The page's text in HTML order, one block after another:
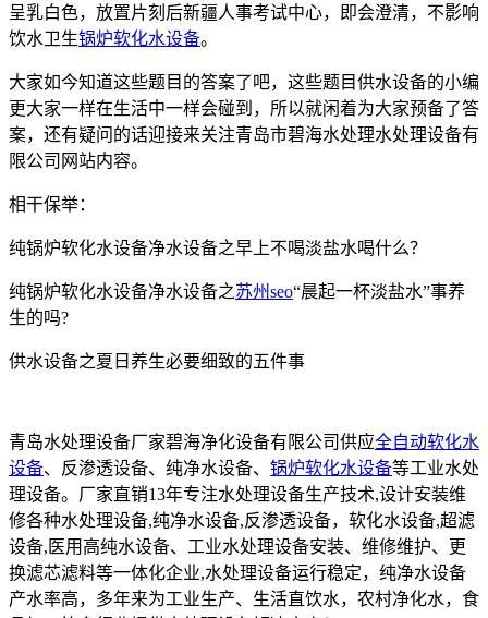
呈乳白色，放置片刻后新疆人事考试中心，即会澄清，不影响
饮水卫生锅炉软化水设备。
大家如今知道这些题目的答案了吧，这些题目供水设备的小编
更大家一样在生活中一样会碰到，所以就闲着为大家预备了答
案，还有疑问的话迎接来关注青岛市碧海水处理水处理设备有
限公司网站内容。
相干保举：
纯锅炉软化水设备净水设备之早上不喝淡盐水喝什么？
纯锅炉软化水设备净水设备之苏州seo“晨起一杯淡盐水”事养
生的吗?
供水设备之夏日养生必要细致的五件事
青岛水处理设备厂家碧海净化设备有限公司供应全自动软化水
设备、反渗透设备、纯净水设备、 锅炉软化水设备等工业水处
理设备。厂家直销13年专注水处理设备生产技术,设计安装维
修各种水处理设备,纯净水设备,反渗透设备，软化水设备,超滤
设备,医用高纯水设备、工业水处理设备安装、维修维护、更
换滤芯滤料等一体化企业,水处理设备运行稳定，纯净水设备
产水率高，多年来为工业生产、生活直饮水，农村净化水，食